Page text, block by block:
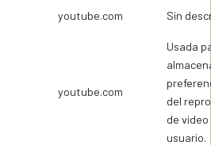
youtube.com Sin
youtube.com
Usada
del
de video
usuario.